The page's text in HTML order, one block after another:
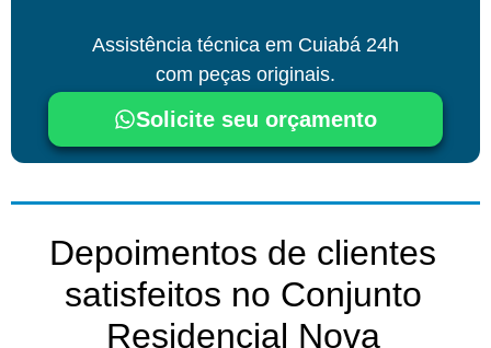
Assistência técnica em Cuiabá 24h
com peças originais.
Solicite seu orçamento
Depoimentos de clientes
satisfeitos no Conjunto
Residencial Nova